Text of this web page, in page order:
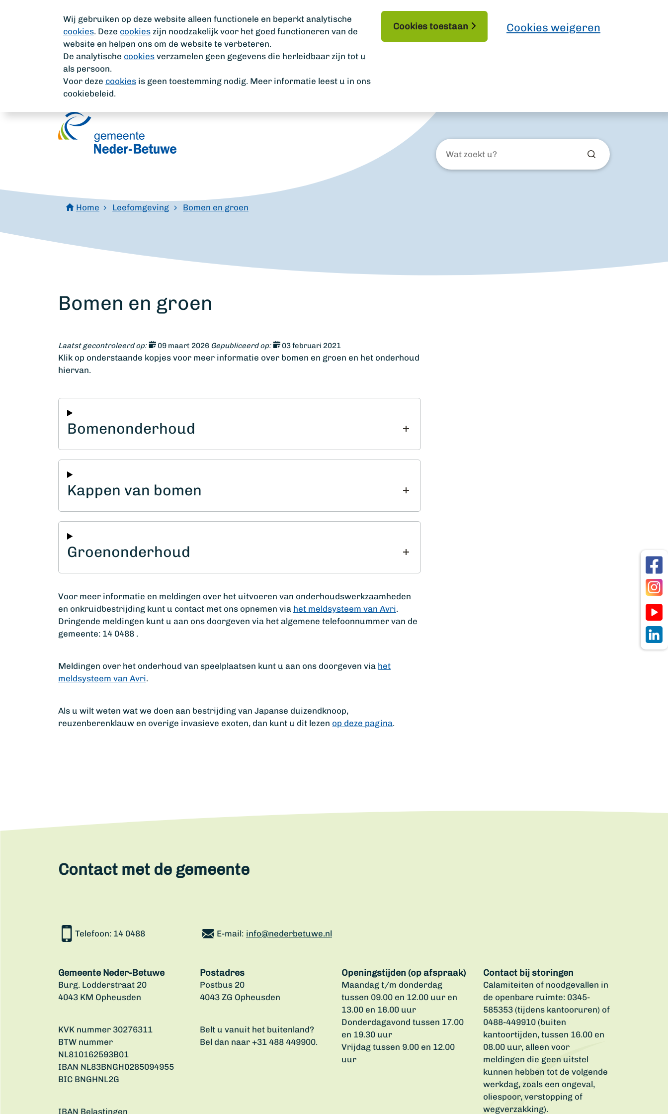
Wij gebruiken op deze website alleen functionele en beperkt analytische
cookies. Deze cookies zijn noodzakelijk voor het goed functioneren van de
website en helpen ons om de website te verbeteren.
De analytische cookies verzamelen geen gegevens die herleidbaar zijn tot u
als persoon.
Voor deze cookies is geen toestemming nodig. Meer informatie leest u in ons
cookiebeleid.
Cookies toestaan Cookies weigeren
Wat
zoekt
u?
Home Leefomgeving Bomen en groen
Bomen en groen
Laatst gecontroleerd op: 09 maart 2026 Gepubliceerd op: 03 februari 2021
Klik op onderstaande kopjes voor meer informatie over bomen en groen en het onderhoud
hiervan.
Bomenonderhoud
Kappen van bomen
Groenonderhoud
Voor meer informatie en meldingen over het uitvoeren van onderhoudswerkzaamheden
en onkruidbestrijding kunt u contact met ons opnemen via het meldsysteem van Avri.
Dringende meldingen kunt u aan ons doorgeven via het algemene telefoonnummer van de
gemeente: 14 0488 .
Meldingen over het onderhoud van speelplaatsen kunt u aan ons doorgeven via het
meldsysteem van Avri.
Als u wilt weten wat we doen aan bestrijding van Japanse duizendknoop,
reuzenberenklauw en overige invasieve exoten, dan kunt u dit lezen op deze pagina.
Contact met de gemeente
Telefoon: 14 0488 E-mail: info@nederbetuwe.nl
Gemeente Neder-Betuwe
Burg. Lodderstraat 20
4043 KM Opheusden
KVK nummer 30276311
BTW nummer
NL810162593B01
IBAN NL83BNGH0285094955
BIC BNGHNL2G
IBAN Belastingen
Postadres
Postbus 20
4043 ZG Opheusden
Belt u vanuit het buitenland?
Bel dan naar +31 488 449900.
Openingstijden (op afspraak)
Maandag t/m donderdag
tussen 09.00 en 12.00 uur en
13.00 en 16.00 uur
Donderdagavond tussen 17.00
en 19.30 uur
Vrijdag tussen 9.00 en 12.00
uur
Contact bij storingen
Calamiteiten of noodgevallen in
de openbare ruimte: 0345-
585353 (tijdens kantooruren) of
0488-449910 (buiten
kantoortijden, tussen 16.00 en
08.00 uur, alleen voor
meldingen die geen uitstel
kunnen hebben tot de volgende
werkdag, zoals een ongeval,
oliespoor, verstopping of
wegverzakking).